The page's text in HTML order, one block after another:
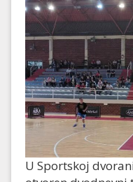
U Sportskoj